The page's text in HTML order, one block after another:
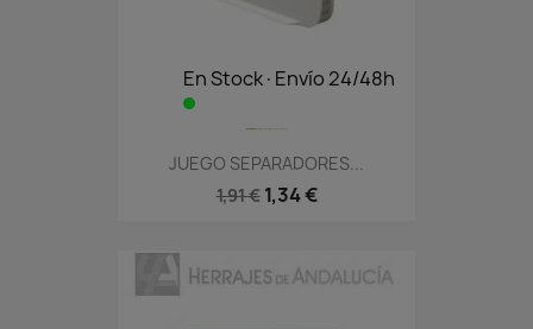
En Stock·Envío 24/48h
JUEGO SEPARADORES...
1,91 € 1,34 €